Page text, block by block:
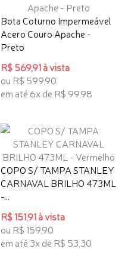
Bota Coturno Impermeável
Acero Couro Apache -
Preto
R$ 569,91 à vista
ou R$ 599,90
em até 6x de R$ 99,98
COPO S/ TAMPA STANLEY
CARNAVAL BRILHO 473ML
-...
R$ 151,91 à vista
ou R$ 159,90
em até 3x de R$ 53,30